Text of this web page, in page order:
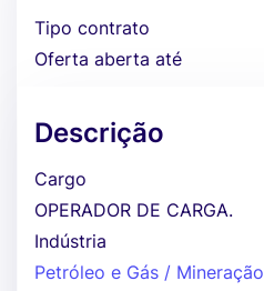
Tipo contrato
Oferta aberta até
Descrição
Cargo
OPERADOR DE CARGA.
Indústria
Petróleo e Gás / Mineração